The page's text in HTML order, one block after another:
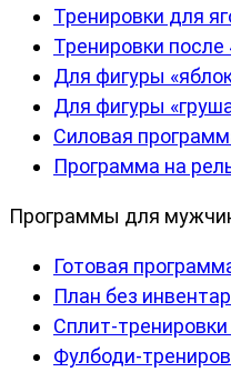
Тренировки для
Тренировки после
Для фигуры
Для фигуры
Силовая
Программа на
Программы для
Готовая
План без
Сплит-
Фулбоди-